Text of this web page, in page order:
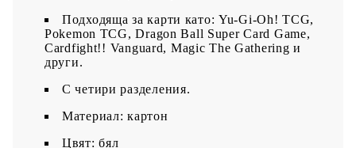
Подходяща за карти като: Yu-Gi-Oh! TCG,
Pokemon TCG, Dragon Ball Super Card Game,
Cardfight!! Vanguard, Magic The Gathering и
други.
С четири разделения.
Материал: картон
Цвят: бял